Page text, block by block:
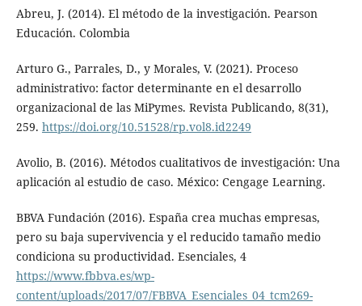
Abreu, J. (2014). El método de la investigación. Pearson
Educación. Colombia
Arturo G., Parrales, D., y Morales, V. (2021). Proceso
administrativo: factor determinante en el desarrollo
organizacional de las MiPymes. Revista Publicando, 8(31),
259. https://doi.org/10.51528/rp.vol8.id2249
Avolio, B. (2016). Métodos cualitativos de investigación: Una
aplicación al estudio de caso. México: Cengage Learning.
BBVA Fundación (2016). España crea muchas empresas,
pero su baja supervivencia y el reducido tamaño medio
condiciona su productividad. Esenciales, 4
https://www.fbbva.es/wp-
content/uploads/2017/07/FBBVA_Esenciales_04_tcm269-